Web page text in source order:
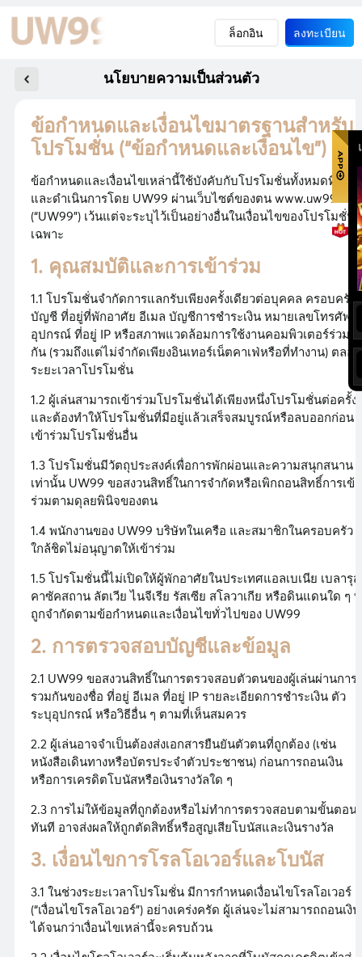
ล็อกอิน ลงทะเบียน
นโยบายความเป็นส่วนตัว
ข้อกำหนดและเงื่อนไขมาตรฐานสำหรับ
โปรโมชั่น (“ข้อกำหนดและเงื่อนไข”)
ข้อกำหนดและเงื่อนไขเหล่านี้ใช้บังคับกับโปรโมชั่นทั้งหมดที่เสนอ
และดำเนินการโดย UW99 ผ่านเว็บไซต์ของตน www.uw99.net
(“UW99”) เว้นแต่จะระบุไว้เป็นอย่างอื่นในเงื่อนไขของโปรโมชั่น
เฉพาะ
1. คุณสมบัติและการเข้าร่วม
1.1 โปรโมชั่นจำกัดการแลกรับเพียงครั้งเดียวต่อบุคคล ครอบครัว
บัญชี ที่อยู่ที่พักอาศัย อีเมล บัญชีการชำระเงิน หมายเลขโทรศัพท์
อุปกรณ์ ที่อยู่ IP หรือสภาพแวดล้อมการใช้งานคอมพิวเตอร์ร่วม
กัน (รวมถึงแต่ไม่จำกัดเพียงอินเทอร์เน็ตคาเฟ่หรือที่ทำงาน) ตลอด
ระยะเวลาโปรโมชั่น
1.2 ผู้เล่นสามารถเข้าร่วมโปรโมชั่นได้เพียงหนึ่งโปรโมชั่นต่อครั้ง
และต้องทำให้โปรโมชั่นที่มีอยู่แล้วเสร็จสมบูรณ์หรือลบออกก่อน
เข้าร่วมโปรโมชั่นอื่น
1.3 โปรโมชั่นมีวัตถุประสงค์เพื่อการพักผ่อนและความสนุกสนาน
เท่านั้น UW99 ขอสงวนสิทธิ์ในการจำกัดหรือเพิกถอนสิทธิ์การเข้า
ร่วมตามดุลยพินิจของตน
1.4 พนักงานของ UW99 บริษัทในเครือ และสมาชิกในครอบครัว
ใกล้ชิดไม่อนุญาตให้เข้าร่วม
1.5 โปรโมชั่นนี้ไม่เปิดให้ผู้พักอาศัยในประเทศแอลเบเนีย เบลารุส
คาซัคสถาน ลัตเวีย ไนจีเรีย รัสเซีย สโลวาเกีย หรือดินแดนใด ๆ ที่
ถูกจำกัดตามข้อกำหนดและเงื่อนไขทั่วไปของ UW99
2. การตรวจสอบบัญชีและข้อมูล
2.1 UW99 ขอสงวนสิทธิ์ในการตรวจสอบตัวตนของผู้เล่นผ่านการ
รวมกันของชื่อ ที่อยู่ อีเมล ที่อยู่ IP รายละเอียดการชำระเงิน ตัว
ระบุอุปกรณ์ หรือวิธีอื่น ๆ ตามที่เห็นสมควร
2.2 ผู้เล่นอาจจำเป็นต้องส่งเอกสารยืนยันตัวตนที่ถูกต้อง (เช่น
หนังสือเดินทางหรือบัตรประจำตัวประชาชน) ก่อนการถอนเงิน
หรือการเครดิตโบนัสหรือเงินรางวัลใด ๆ
2.3 การไม่ให้ข้อมูลที่ถูกต้องหรือไม่ทำการตรวจสอบตามขั้นตอน
ทันที อาจส่งผลให้ถูกตัดสิทธิ์หรือสูญเสียโบนัสและเงินรางวัล
3. เงื่อนไขการโรลโอเวอร์และโบนัส
3.1 ในช่วงระยะเวลาโปรโมชั่น มีการกำหนดเงื่อนไขโรลโอเวอร์
(“เงื่อนไขโรลโอเวอร์”) อย่างเคร่งครัด ผู้เล่นจะไม่สามารถถอนเงิน
ได้จนกว่าเงื่อนไขเหล่านี้จะครบถ้วน